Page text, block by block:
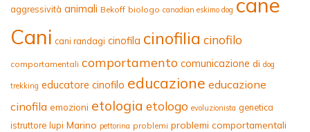
aggressività animali Bekoff biologo canadian eskimo dog
Cani cani randagi cinofila cinofilia cinofilo
comportamentali comportamento comunicazione di dog
trekking educatore cinofilo educazione educazione
cinofila emozioni etologia etologo evoluzionista genetica
istruttore lupi Marino pettorina problemi problemi comportamentali